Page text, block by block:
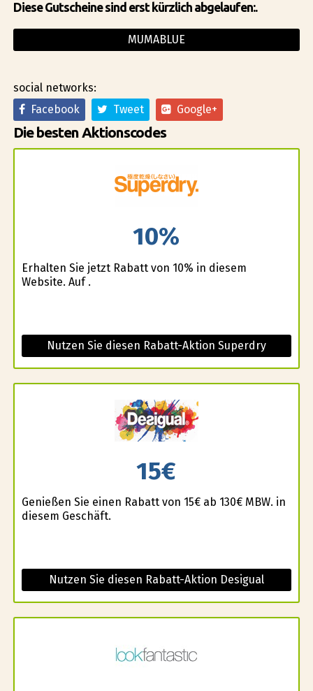
Diese Gutscheine sind erst kürzlich abgelaufen:.
MUMABLUE
social networks:
Facebook
Tweet Google+
Die besten Aktionscodes
10%
Erhalten Sie jetzt Rabatt von 10% in diesem
Website. Auf .
Nutzen Sie diesen Rabatt-Aktion Superdry
15€
Genießen Sie einen Rabatt von 15€ ab 130€ MBW. in
diesem Geschäft.
Nutzen Sie diesen Rabatt-Aktion Desigual